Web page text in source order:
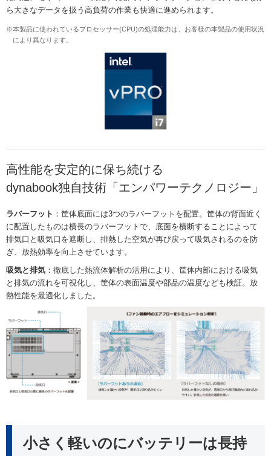
ら大きなデータを扱う高負荷の作業も快適に進められます。
※本製品に使われているプロセッサー(CPU)の処理能力は、お客様の本製品の使用状況
により異なります。
高性能を安定的に保ち続ける
dynabook独自技術「エンパワーテクノロジー」
ラバーフット ：筐体底面には3つのラバーフットを配置。筐体の背面近く
に配置したものは横長のラバーフットで、底面を横断することによって
排気口と吸気口を遮断し、排熱した空気が再び戻って吸気されるのを防
ぎ、放熱効率を向上させています。
吸気と排気 ：徹底した熱流体解析の活用により、筐体内部における吸気
と排気の流れを可視化し、筐体の表面温度や部品の温度なども検証。放
熱性能を最適化しました。
小さく軽いのにバッテリーは長持